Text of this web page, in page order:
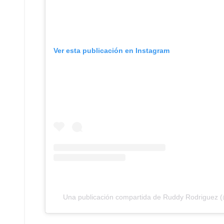
Ver esta publicación en Instagram
Una publicación compartida de Ruddy Rodriguez